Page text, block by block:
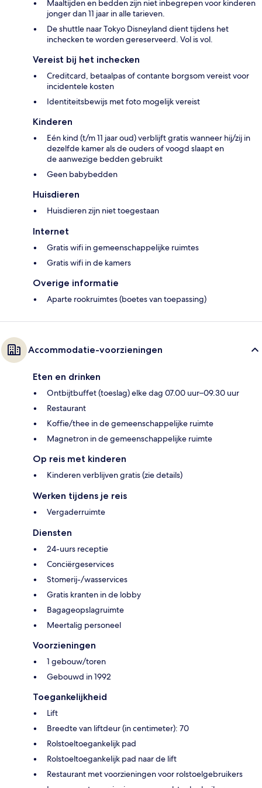
Maaltijden en bedden zijn niet inbegrepen voor kinderen
jonger dan 11 jaar in alle tarieven.
De shuttle naar Tokyo Disneyland dient tijdens het
inchecken te worden gereserveerd. Vol is vol.
Vereist bij het inchecken
Creditcard, betaalpas of contante borgsom vereist voor
incidentele kosten
Identiteitsbewijs met foto mogelijk vereist
Kinderen
Eén kind (t/m 11 jaar oud) verblijft gratis wanneer hij/zij in
dezelfde kamer als de ouders of voogd slaapt en
de aanwezige bedden gebruikt
Geen babybedden
Huisdieren
Huisdieren zijn niet toegestaan
Internet
Gratis wifi in gemeenschappelijke ruimtes
Gratis wifi in de kamers
Overige informatie
Aparte rookruimtes (boetes van toepassing)
Accommodatie-voorzieningen
Eten en drinken
Ontbijtbuffet (toeslag) elke dag 07.00 uur–09.30 uur
Restaurant
Koffie/thee in de gemeenschappelijke ruimte
Magnetron in de gemeenschappelijke ruimte
Op reis met kinderen
Kinderen verblijven gratis (zie details)
Werken tijdens je reis
Vergaderruimte
Diensten
24-uurs receptie
Conciërgeservices
Stomerij-/wasservices
Gratis kranten in de lobby
Bagageopslagruimte
Meertalig personeel
Voorzieningen
1 gebouw/toren
Gebouwd in 1992
Toegankelijkheid
Lift
Breedte van liftdeur (in centimeter): 70
Rolstoeltoegankelijk pad
Rolstoeltoegankelijk pad naar de lift
Restaurant met voorzieningen voor rolstoelgebruikers